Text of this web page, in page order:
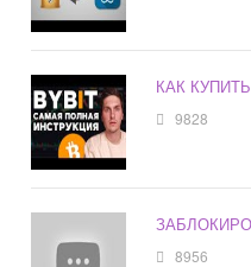
КАК
9828
8956